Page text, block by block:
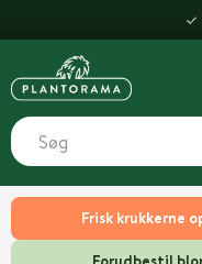
Frisk krukkerne